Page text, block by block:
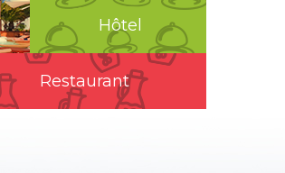
Hôtel
Restaurant